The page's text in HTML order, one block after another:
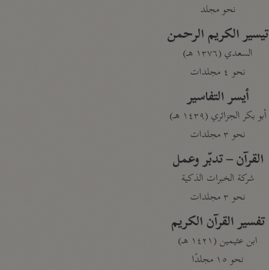
نحو مجلد
تيسير الكريم الرحمن
السعدي (١٣٧٦ هـ)
نحو ٤ مجلدات
أيسر التفاسير
أبو بكر الجزائري (١٤٣٩ هـ)
نحو ٣ مجلدات
القرآن – تدبّر وعمل
شركة الخبرات الذكية
نحو ٣ مجلدات
تفسير القرآن الكريم
ابن عثيمين (١٤٢١ هـ)
نحو ١٥ مجلدًا